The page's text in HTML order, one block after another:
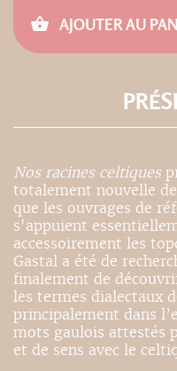
AJOUTER AU
Nos racines celtiques
totalement nouvelle
que les ouvrages de
s'appuient
accessoirement les
Gastal a été de
finalement de
les termes dialectaux
principalement dans
mots gaulois attestés
et de sens avec le